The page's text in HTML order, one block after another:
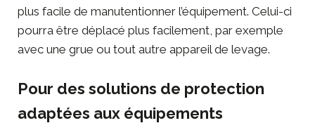
plus facile de manutentionner l’équipement. Celui-ci
pourra être déplacé plus facilement, par exemple
avec une grue ou tout autre appareil de levage.
Pour des solutions de protection
adaptées aux équipements